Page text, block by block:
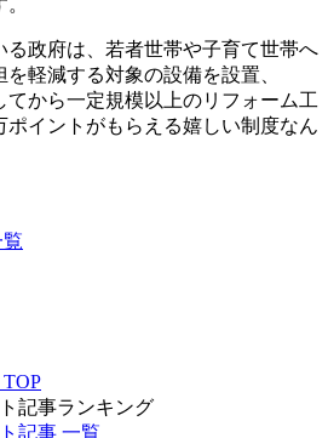
る政府は、若者世帯や子育て世帯へ
軽減する対象の設備を設置、
てから一定規模以上のリフォーム工
ポイントがもらえる嬉しい制度なん
記事ランキング
記事 一覧